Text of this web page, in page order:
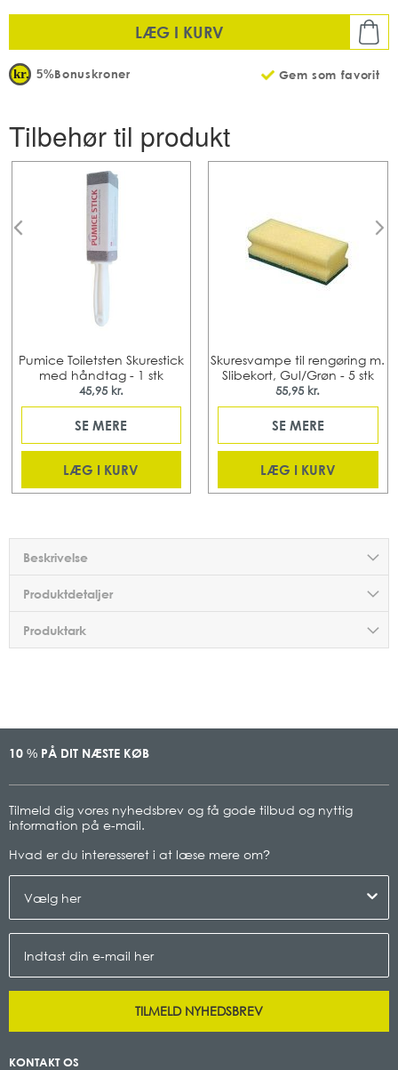
LÆG I KURV
Gem som favorit
5%Bonuskroner
Tilbehør til produkt
Pumice Toiletsten Skurestick
med håndtag - 1 stk
45,95 kr.
SE MERE
LÆG I KURV
Skuresvampe til rengøring m.
Slibekort, Gul/Grøn - 5 stk
55,95 kr.
SE MERE
LÆG I KURV
Beskrivelse
Produktdetaljer
Produktark
10 % PÅ DIT NÆSTE KØB
Tilmeld dig vores nyhedsbrev og få gode tilbud og nyttig
information på e-mail.
Hvad er du interesseret i at læse mere om?
TILMELD NYHEDSBREV
KONTAKT OS